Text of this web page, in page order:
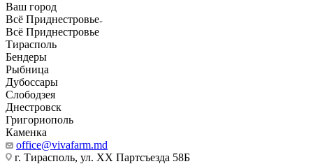
Ваш город
Всё Приднестровье
Всё Приднестровье
Тирасполь
Бендеры
Рыбница
Дубоссары
Слободзея
Днестровск
Григориополь
Каменка
office@vivafarm.md
г. Тирасполь, ул. ХХ Партсъезда 58Б